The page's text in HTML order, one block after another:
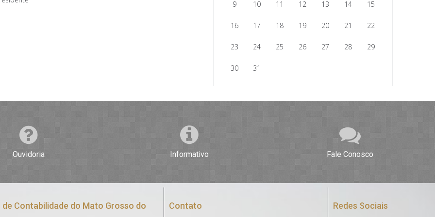
9 10 11 12 13 14 15
16 17 18 19 20 21 22
23 24 25 26 27 28 29
30 31
Ouvidoria Informativo Fale Conosco
de Contabilidade do Mato Grosso do
Contato Redes Sociais